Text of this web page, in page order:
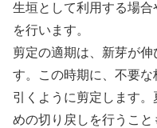
生垣として利用する場
を行います。
剪定の適期は、新芽が
す。この時期に、不要
引くように剪定します
めの切り戻しを行うこ